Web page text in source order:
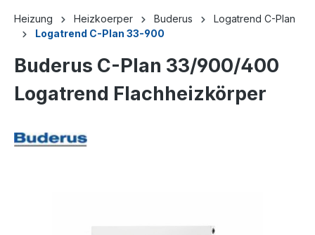
Heizung Heizkoerper Buderus
Logatrend C-Plan
Logatrend C-Plan 33-900
Buderus C-Plan 33/900/400
Logatrend Flachheizkörper